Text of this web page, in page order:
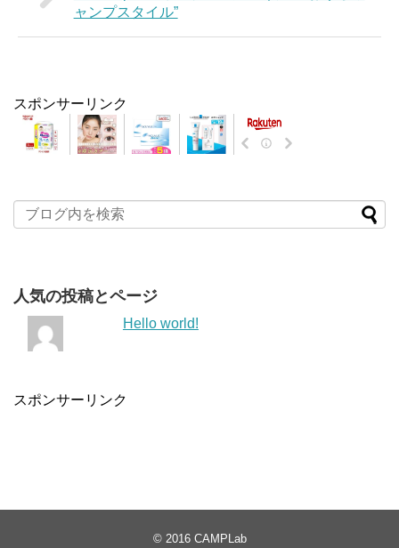
ャンプスタイル”
スポンサーリンク
人気の投稿とページ
Hello world!
スポンサーリンク
© 2016 CAMPLab